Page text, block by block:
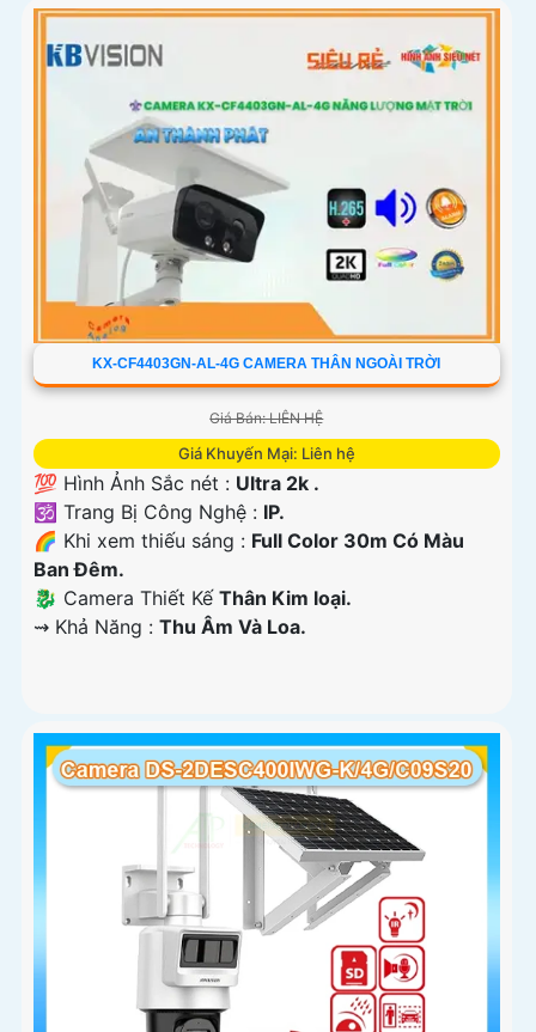
KX-CF4403GN-AL-4G CAMERA THÂN NGOÀI TRỜI
Giá Bán: LIÊN HỆ
Giá Khuyến Mại: Liên hệ
💯 Hình Ảnh Sắc nét : Ultra 2k .
🕉️ Trang Bị Công Nghệ : IP.
🌈 Khi xem thiếu sáng : Full Color 30m Có Màu
Ban Ðêm.
🐉️ Camera Thiết Kế Thân Kim loại.
️⇝ Khả Năng : Thu Âm Và Loa.